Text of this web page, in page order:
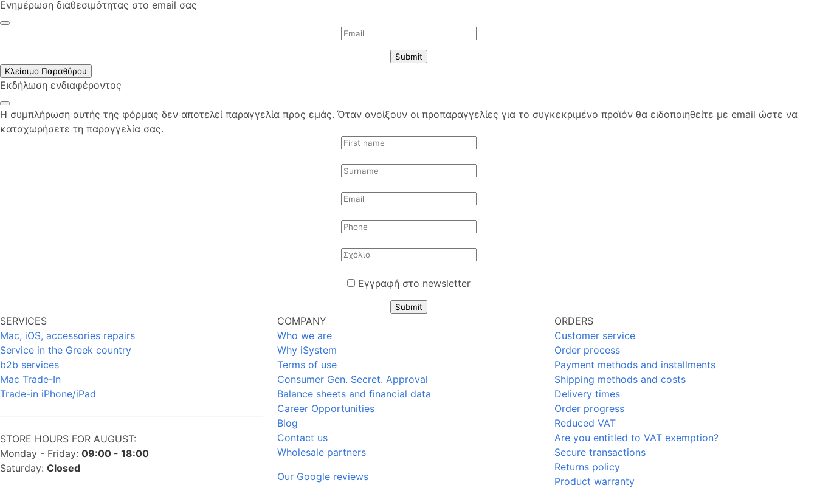
Ενημέρωση διαθεσιμότητας στο email σας
Submit
Κλείσιμο Παραθύρου
Εκδήλωση ενδιαφέροντος
Η συμπλήρωση αυτής της φόρμας δεν αποτελεί παραγγελία προς εμάς. Όταν ανοίξουν οι προπαραγγελίες για το συγκεκριμένο προϊόν θα ειδοποιηθείτε με email ώστε να
καταχωρήσετε τη παραγγελία σας.
Εγγραφή στο newsletter
Submit
SERVICES
Mac, iOS, accessories repairs
Service in the Greek country
b2b services
Mac Trade-In
Trade-in iPhone/iPad
STORE HOURS FOR AUGUST:
Monday - Friday: 09:00 - 18:00
Saturday: Closed
COMPANY
Who we are
Why iSystem
Terms of use
Consumer Gen. Secret. Approval
Balance sheets and financial data
Career Opportunities
Blog
Contact us
Wholesale partners
Our Google reviews
ORDERS
Customer service
Order process
Payment methods and installments
Shipping methods and costs
Delivery times
Order progress
Reduced VAT
Are you entitled to VAT exemption?
Secure transactions
Returns policy
Product warranty